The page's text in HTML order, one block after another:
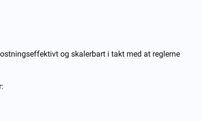
og skalerbart i takt med at reglerne